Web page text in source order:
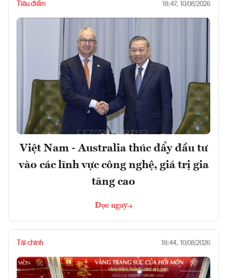
Tiêu điểm 18:47, 10/08/2026
Việt Nam - Australia thúc đẩy đầu tư
vào các lĩnh vực công nghệ, giá trị gia
tăng cao
Đọc ngay
Tài chính 18:44, 10/08/2026